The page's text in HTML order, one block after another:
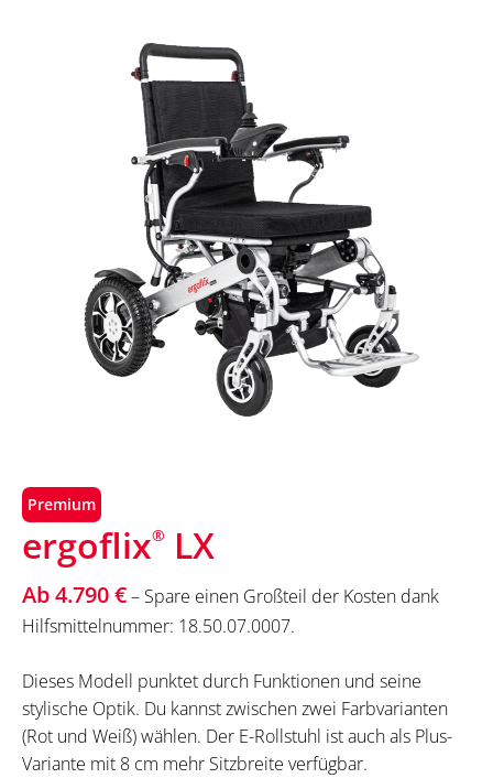
Premium
ergoflix® LX
Ab 4.790 €– Spare einen Großteil der Kosten dank
Hilfsmittelnummer: 18.50.07.0007.
Dieses Modell punktet durch Funktionen und seine
stylische Optik. Du kannst zwischen zwei Farbvarianten
(Rot und Weiß) wählen. Der E-Rollstuhl ist auch als Plus-
Variante mit 8 cm mehr Sitzbreite verfügbar.